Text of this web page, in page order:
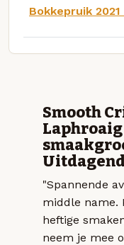
Bokkepruik 2021
Smooth
"Spannende
middle name.
heftige
neem je mee